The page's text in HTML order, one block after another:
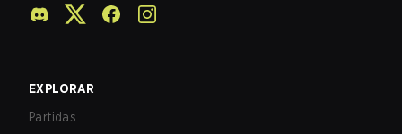
EXPLORAR
Partidas